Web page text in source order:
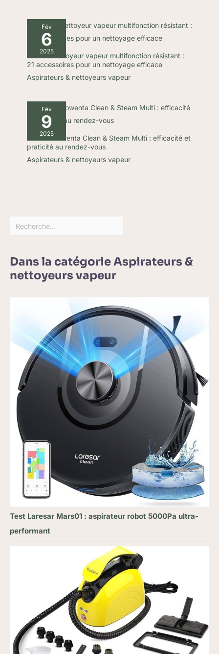
Fév
6
2025
Test du nettoyeur vapeur multifonction résistant :
21 accessoires pour un nettoyage efficace
Aspirateurs & nettoyeurs vapeur
Fév
9
2025
Test du Rowenta Clean & Steam Multi : efficacité et
praticité au rendez-vous
Aspirateurs & nettoyeurs vapeur
Dans la catégorie Aspirateurs &
nettoyeurs vapeur
Test Laresar Mars01 : aspirateur robot 5000Pa ultra-
performant